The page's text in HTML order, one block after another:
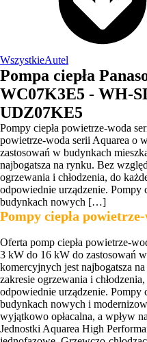
WszystkieAutel
Pompa ciepła
WC07K3E5 - WH-
UDZ07KE5
Pompy ciepła powietrze-woda
powietrze-woda serii Aquarea o
zastosowań w budynkach
najbogatsza na rynku. Bez
ogrzewania i chłodzenia, do
odpowiednie urządzenie. Pompy
budynkach nowych […]
Pompy ciepła
Oferta pomp ciepła powietrze-
3 kW do 16 kW do zastosowań
komercyjnych jest najbogatsza
zakresie ogrzewania i
odpowiednie urządzenie. Pompy
budynkach nowych i
wyjątkowo opłacalna, a wpływ
Jednostki Aquarea High